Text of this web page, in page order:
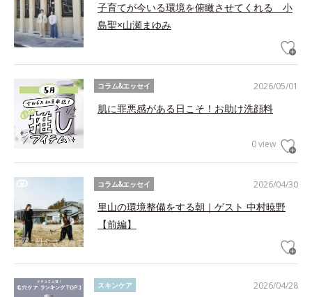
子育てが今いる環境を俯瞰させてくれる 小
島聖×山瀬まゆみ
2026/05/01
コラム&エッセイ
肌に罪悪感がある日こそ！お助け洗顔料
0 view
2026/04/30
コラム&エッセイ
里山の環境整備をする朝｜ゲスト 中村暁野
【前編】
2026/04/28
スキンケア